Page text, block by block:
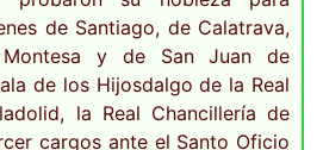
de Santiago, de Calatrava,
y de San Juan de
de los Hijosdalgo de la Real
la Real Chancillería de
cargos ante el Santo Oficio